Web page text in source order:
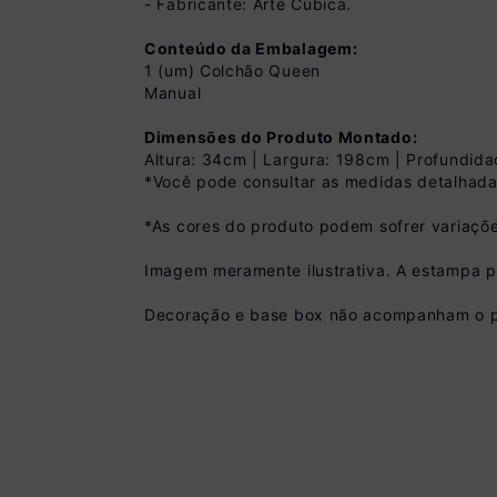
Pix
(10 % de desconto)
- Fabricante: Arte Cúbica.
Conteúdo da Embalagem:
1 (um) Colchão Queen
Manual
Dimensões do Produto Montado:
Altura: 34cm | Largura: 198cm |
*Você pode consultar as medidas
*As cores do produto podem sofrer
Imagem meramente ilustrativa. A estampa
Decoração e base box não acompanham o